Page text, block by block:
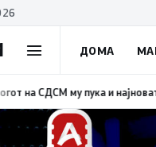
ДОМА
ВМРО-ДПМНЕ: Како што му